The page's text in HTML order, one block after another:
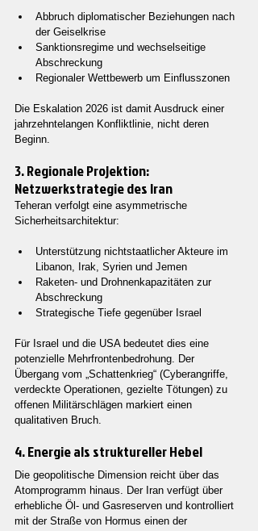
Abbruch diplomatischer Beziehungen nach
der Geiselkrise
Sanktionsregime und wechselseitige
Abschreckung
Regionaler Wettbewerb um Einflusszonen
Die Eskalation 2026 ist damit Ausdruck einer
jahrzehntelangen Konfliktlinie, nicht deren
Beginn.
3. Regionale Projektion:
Netzwerkstrategie des Iran
Teheran verfolgt eine asymmetrische
Sicherheitsarchitektur:
Unterstützung nichtstaatlicher Akteure im
Libanon, Irak, Syrien und Jemen
Raketen- und Drohnenkapazitäten zur
Abschreckung
Strategische Tiefe gegenüber Israel
Für Israel und die USA bedeutet dies eine
potenzielle Mehrfrontenbedrohung. Der
Übergang vom „Schattenkrieg“ (Cyberangriffe,
verdeckte Operationen, gezielte Tötungen) zu
offenen Militärschlägen markiert einen
qualitativen Bruch.
4. Energie als struktureller Hebel
Die geopolitische Dimension reicht über das
Atomprogramm hinaus. Der Iran verfügt über
erhebliche Öl- und Gasreserven und kontrolliert
mit der Straße von Hormus einen der